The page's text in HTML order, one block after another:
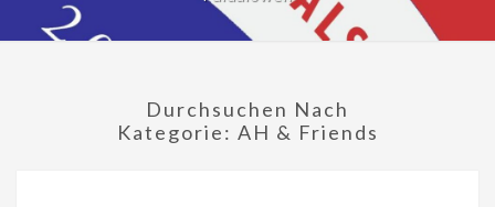
Durchsuchen Nach
Kategorie: AH & Friends